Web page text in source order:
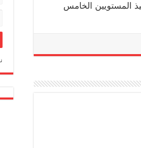
تلاميذ المستويين الخامس